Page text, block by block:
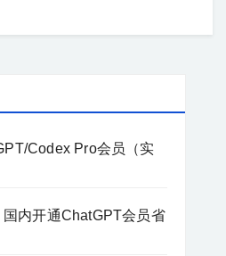
Codex Pro会员（实
内开通ChatGPT会员省